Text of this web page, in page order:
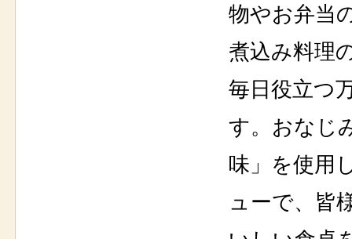
物やお弁当
煮込み料理
毎日役立つ
す。おなじ
味」を使用
ューで、皆